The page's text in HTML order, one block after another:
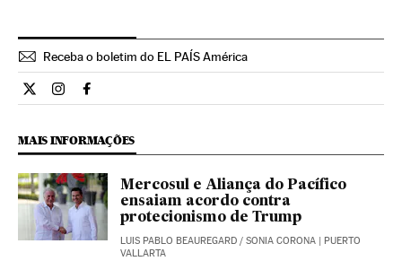
Receba o boletim do EL PAÍS América
Internacional El País Brasil en Twitter
Internacional El País Brasil en Instagram
Internacional El País Brasil en Facebook
MAIS INFORMAÇÕES
Mercosul e Aliança do Pacífico
ensaiam acordo contra
protecionismo de Trump
LUIS PABLO BEAUREGARD / SONIA CORONA | PUERTO
VALLARTA